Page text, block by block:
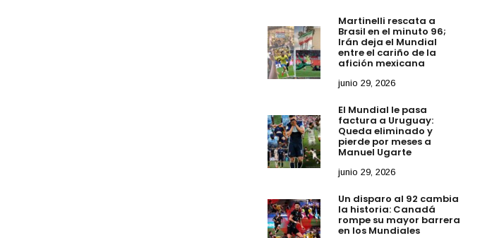
Martinelli rescata a
Brasil en el minuto 96;
Irán deja el Mundial
entre el cariño de la
afición mexicana
junio 29, 2026
El Mundial le pasa
factura a Uruguay:
Queda eliminado y
pierde por meses a
Manuel Ugarte
junio 29, 2026
Un disparo al 92 cambia
la historia: Canadá
rompe su mayor barrera
en los Mundiales